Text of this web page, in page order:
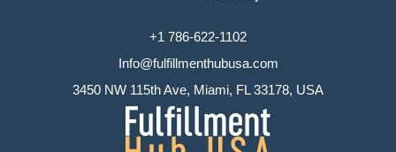
+1 786-622-1102
Info@fulfillmenthubusa.com
3450 NW 115th Ave, Miami, FL 33178, USA